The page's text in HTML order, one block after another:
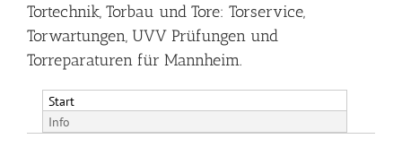
Tortechnik, Torbau und Tore: Torservice,
Torwartungen, UVV Prüfungen und
Torreparaturen für Mannheim.
Start
Info